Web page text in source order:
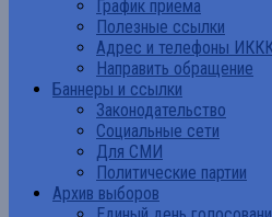
График приема
Полезные ссылки
Адрес и телефоны
Направить обращение
Баннеры и ссылки
Законодательство
Социальные сети
Для СМИ
Политические партии
Архив выборов